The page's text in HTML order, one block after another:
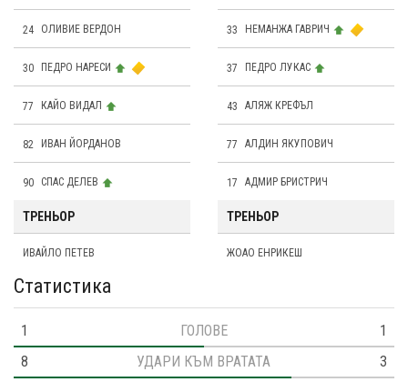
24 OЛИВИЕ ВЕРДОН
30 ПЕДРО НАРЕСИ
77 КАЙО ВИДАЛ
82 ИВАН ЙОРДАНОВ
90 СПАС ДЕЛЕВ
33 НЕМАНЖА ГАВРИЧ
37 ПЕДРО ЛУКАС
43 АЛЯЖ КРЕФЪЛ
77 АЛДИН ЯКУПОВИЧ
17 АДМИР БРИСТРИЧ
ТРЕНЬОР
ИВАЙЛО ПЕТЕВ
ТРЕНЬОР
ЖОАО ЕНРИКЕШ
Статистика
1 ГОЛОВЕ
1
8
УДАРИ КЪМ ВРАТАТА
3